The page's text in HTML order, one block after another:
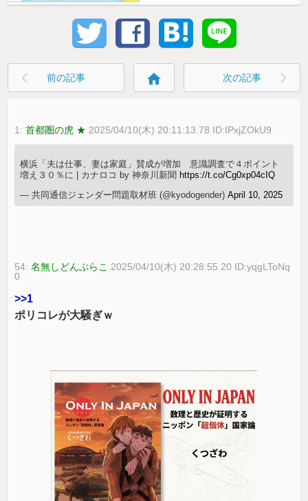
前の記事 home 次の記事
1:首都圏の虎 ★ 2025/04/10(木) 20:11:13.78 ID:IPxjZOkU9
横浜「夫は仕事、妻は家庭」賛成が増加 意識調査で４ポイント
増え３０％に | カナロコ by 神奈川新聞 https://t.co/Cg0xp04cIQ
— 共同通信ジェンダー問題取材班 (@kyodogender)April 10, 2025
54:名無しどんぶらこ 2025/04/10(木) 20:28:55.20 ID:yqgLToNq
0
>>1
ポリコレが大騒ぎｗ